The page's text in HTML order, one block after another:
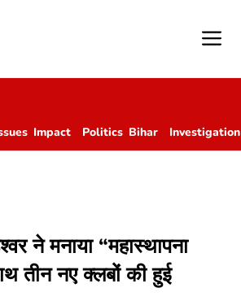
Impact Politics Bihar Investigation
ने मनाया “महास्थापना
तीन नए क्लबों की हुई